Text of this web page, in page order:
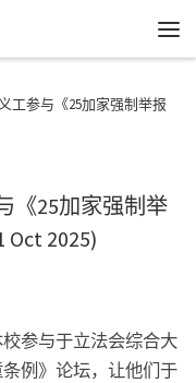
工参与《25加家强制举报
《25加家强制举
Oct 2025)
参与于立法会综合大
例》论坛，让他们于